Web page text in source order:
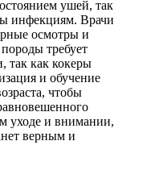
ушей, так
инфекциям. Врачи
осмотры и
требует
так как кокеры
и обучение
чтобы
уходе и внимании,
верным и